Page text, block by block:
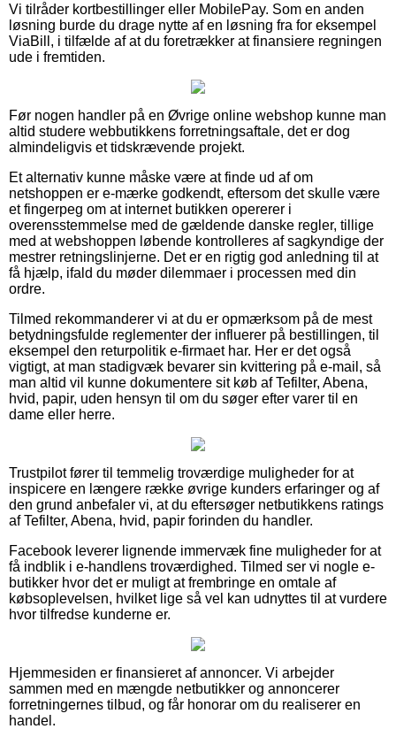
Vi tilråder kortbestillinger eller MobilePay. Som en anden
løsning burde du drage nytte af en løsning fra for eksempel
ViaBill, i tilfælde af at du foretrækker at finansiere regningen
ude i fremtiden.
Før nogen handler på en Øvrige online webshop kunne man
altid studere webbutikkens forretningsaftale, det er dog
almindeligvis et tidskrævende projekt.
Et alternativ kunne måske være at finde ud af om
netshoppen er e-mærke godkendt, eftersom det skulle være
et fingerpeg om at internet butikken opererer i
overensstemmelse med de gældende danske regler, tillige
med at webshoppen løbende kontrolleres af sagkyndige der
mestrer retningslinjerne. Det er en rigtig god anledning til at
få hjælp, ifald du møder dilemmaer i processen med din
ordre.
Tilmed rekommanderer vi at du er opmærksom på de mest
betydningsfulde reglementer der influerer på bestillingen, til
eksempel den returpolitik e-firmaet har. Her er det også
vigtigt, at man stadigvæk bevarer sin kvittering på e-mail, så
man altid vil kunne dokumentere sit køb af Tefilter, Abena,
hvid, papir, uden hensyn til om du søger efter varer til en
dame eller herre.
Trustpilot fører til temmelig troværdige muligheder for at
inspicere en længere række øvrige kunders erfaringer og af
den grund anbefaler vi, at du eftersøger netbutikkens ratings
af Tefilter, Abena, hvid, papir forinden du handler.
Facebook leverer lignende immervæk fine muligheder for at
få indblik i e-handlens troværdighed. Tilmed ser vi nogle e-
butikker hvor det er muligt at frembringe en omtale af
købsoplevelsen, hvilket lige så vel kan udnyttes til at vurdere
hvor tilfredse kunderne er.
Hjemmesiden er finansieret af annoncer. Vi arbejder
sammen med en mængde netbutikker og annoncerer
forretningernes tilbud, og får honorar om du realiserer en
handel.